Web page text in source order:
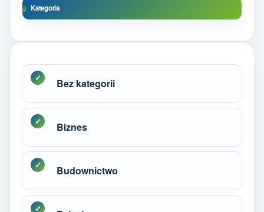
Kategoria
Bez kategorii
Biznes
Budownictwo